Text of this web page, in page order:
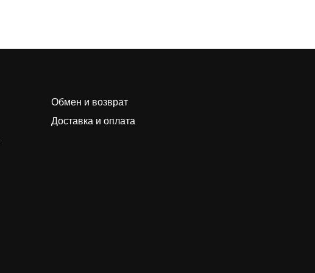
Обмен и возврат
Доставка и оплата